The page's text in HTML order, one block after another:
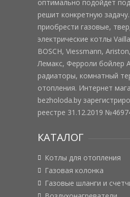
оптимально подойдет
решит конкретную
приобрести газовые,
электрические котлы
BOSCH, Viessmann,
Лемакс, Ферроли бойлер
радиаторы, комнатный
отопления. Интернет
bezholoda.by
реестре 31.12.2019
КАТАЛОГ
Котлы для отопления
Газовая колонка
Газовые шланги и